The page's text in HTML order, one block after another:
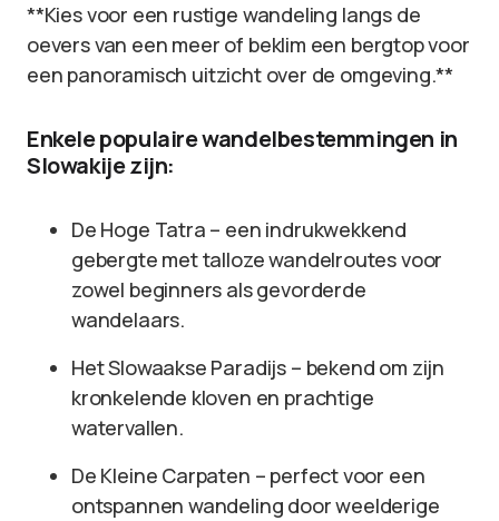
**Kies voor een rustige wandeling langs de
oevers van een meer of beklim een bergtop voor
een panoramisch uitzicht over de omgeving.**
Enkele populaire wandelbestemmingen in
Slowakije zijn:
De Hoge Tatra – een indrukwekkend
gebergte met talloze wandelroutes voor
zowel beginners als gevorderde
wandelaars.
Het Slowaakse Paradijs – bekend om zijn
kronkelende kloven en prachtige
watervallen.
De Kleine Carpaten – perfect voor een
ontspannen wandeling door weelderige